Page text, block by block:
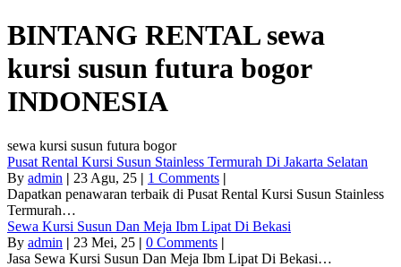
BINTANG RENTAL sewa
kursi susun futura bogor
INDONESIA
sewa kursi susun futura bogor
Pusat Rental Kursi Susun Stainless Termurah Di Jakarta Selatan
By admin | 23 Agu, 25 | 1 Comments |
Dapatkan penawaran terbaik di Pusat Rental Kursi Susun Stainless
Termurah…
Sewa Kursi Susun Dan Meja Ibm Lipat Di Bekasi
By admin | 23 Mei, 25 | 0 Comments |
Jasa Sewa Kursi Susun Dan Meja Ibm Lipat Di Bekasi…